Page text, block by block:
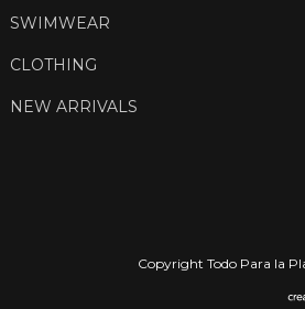
SWIMWEAR
CLOTHING
NEW ARRIVALS
Copyright Todo Para la